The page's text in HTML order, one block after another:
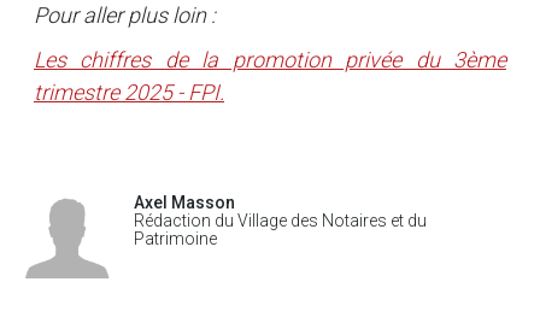
Pour aller plus loin :
Les chiffres de la promotion privée du 3ème
trimestre 2025 - FPI.
Axel Masson
Rédaction du Village des Notaires et du
Patrimoine